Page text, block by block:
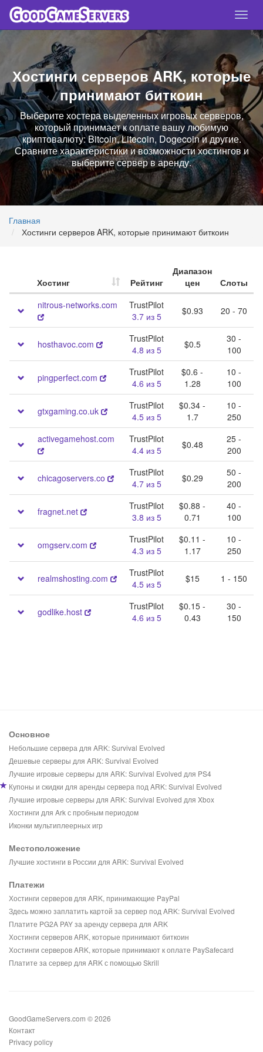
Хостинги серверов ARK, которые
принимают биткоин
Выберите хостера выделенных игровых серверов,
который принимает к оплате вашу любимую
криптовалюту: Bitcoin, Litecoin, Dogecoin и другие.
Сравните характеристики и возможности хостингов и
выберите сервер в аренду.
Главная
Хостинги серверов ARK, которые принимают биткоин
Хостинг Рейтинг
Диапазон
цен
Слоты
nitrous-networks.com
TrustPilot
3.7 из 5
$0.93 20 - 70
hosthavoc.com
TrustPilot
4.8 из 5
$0.5
30 -
100
pingperfect.com
TrustPilot
4.6 из 5
$0.6 -
1.28
10 -
100
gtxgaming.co.uk
TrustPilot
4.5 из 5
$0.34 -
1.7
10 -
250
activegamehost.com
TrustPilot
4.4 из 5
$0.48
25 -
200
chicagoservers.co
TrustPilot
4.7 из 5
$0.29
50 -
200
fragnet.net
TrustPilot
3.8 из 5
$0.88 -
0.71
40 -
100
omgserv.com
TrustPilot
4.3 из 5
$0.11 -
1.17
10 -
250
realmshosting.com
TrustPilot
4.5 из 5
$15 1 - 150
godlike.host
TrustPilot
4.6 из 5
$0.15 -
0.43
30 -
150
Основное
Небольшие сервера для ARK: Survival Evolved
Дешевые серверы для ARK: Survival Evolved
Лучшие игровые серверы для ARK: Survival Evolved для PS4
Купоны и скидки для аренды сервера под ARK: Survival Evolved
Лучшие игровые серверы для ARK: Survival Evolved для Xbox
Хостинги для Ark с пробным периодом
Иконки мультиплеерных игр
Местоположение
Лучшие хостинги в России для ARK: Survival Evolved
Платежи
Хостинги серверов для ARK, принимающие PayPal
Здесь можно заплатить картой за сервер под ARK: Survival Evolved
Платите PG2A PAY за аренду сервера для ARK
Хостинги серверов ARK, которые принимают биткоин
Хостинги серверов ARK, которые принимают к оплате PaySafecard
Платите за сервер для ARK с помощью Skrill
GoodGameServers.com © 2026
Контакт
Privacy policy